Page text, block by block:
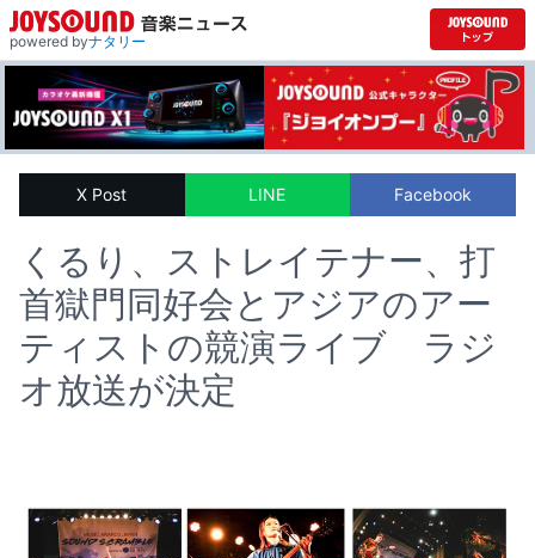
powered byナタリー
X Post LINE Facebook
くるり、ストレイテナー、打
首獄門同好会とアジアのアー
ティストの競演ライブ ラジ
オ放送が決定